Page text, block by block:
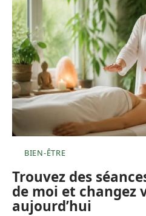
BIEN-ÊTRE
Trouvez des
de moi et changez
aujourd’hui